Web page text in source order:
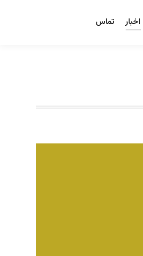
اخبار تماس